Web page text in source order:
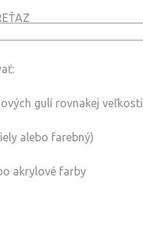
gulí rovnakej veľkosti
alebo farebný)
akrylové farby